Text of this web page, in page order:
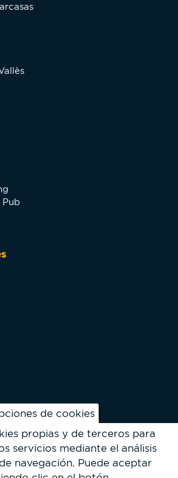
de cookies
propias y de terceros para
servicios mediante el análisis
navegación. Puede aceptar
Pub